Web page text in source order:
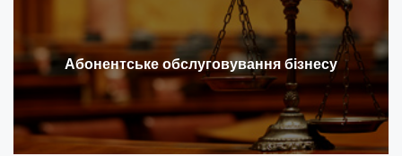
Абонентське обслуговування бізнесу